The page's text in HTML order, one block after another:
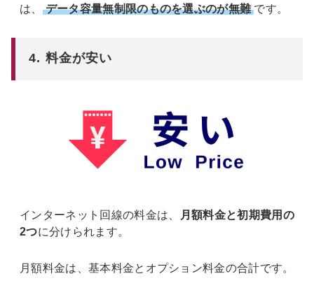
は、
データ容量無制限のものを選ぶのが無難 です。
4. 料金が安い
インターネット回線の料金は、
月額料金と初期費用の
2つに分けられます。
月額料金は、基本料金とオプション料金の合計です。